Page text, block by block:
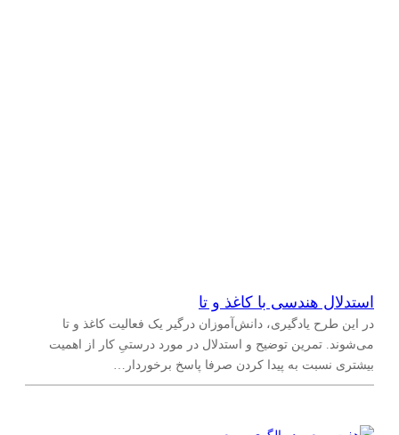
استدلال هندسی با کاغذ و تا
در این طرح یادگیری، دانش‌آموزان درگیر یک فعالیت کاغذ و تا
می‌شوند. تمرین توضیح و استدلال در مورد درستیِ کار از اهمیت
بیشتری نسبت به پیدا کردن صرفا پاسخ برخوردار…